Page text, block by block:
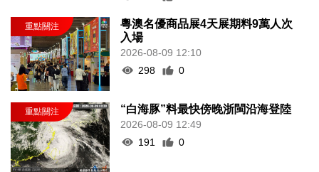
粵澳名優商品展4天展期料9萬人次
入場
2026-08-09 12:10
298
0
“白海豚”料最快傍晚浙閩沿海登陸
2026-08-09 12:49
191
0